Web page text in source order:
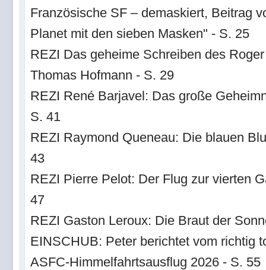
Französische SF – demaskiert, Beitrag
Planet mit den sieben Masken" - S. 25
REZI Das geheime Schreiben des
Thomas Hofmann - S. 29
REZI René Barjavel: Das große
S. 41
REZI Raymond Queneau: Die blauen
43
REZI Pierre Pelot: Der Flug zur vierten
47
REZI Gaston Leroux: Die Braut der
EINSCHUB: Peter berichtet vom richtig
ASFC-Himmelfahrtsausflug 2026 - S. 55